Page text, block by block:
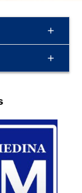
add
add